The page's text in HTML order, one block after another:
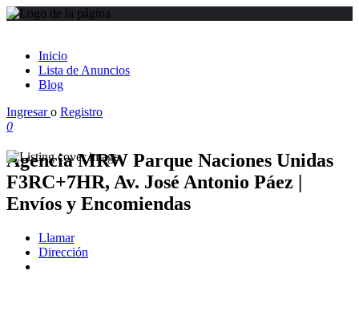
Inicio
Lista de Anuncios
Blog
Ingresaro Registro
0
Agencia MRW Parque Naciones Unidas
F3RC+7HR, Av. José Antonio Páez |
Envíos y Encomiendas
Llamar
Dirección